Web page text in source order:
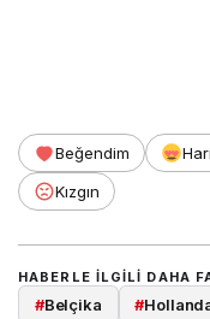
Beğendim
Kızgın
HABERLE ILGILI DAHA
#Belçika #